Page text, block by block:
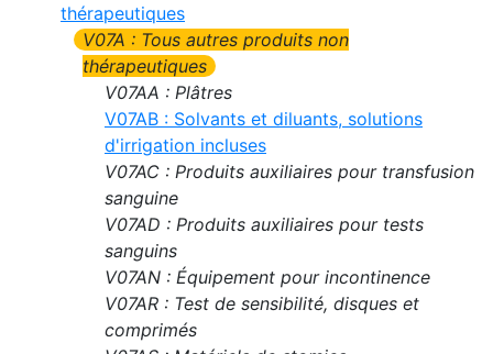
thérapeutiques
V07A : Tous autres produits non
thérapeutiques
V07AA : Plâtres
V07AB : Solvants et diluants, solutions
d'irrigation incluses
V07AC : Produits auxiliaires pour transfusion
sanguine
V07AD : Produits auxiliaires pour tests
sanguins
V07AN : Équipement pour incontinence
V07AR : Test de sensibilité, disques et
comprimés